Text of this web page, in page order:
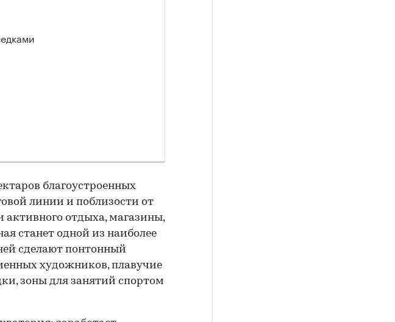
благоустроенных
линии и поблизости от
активного отдыха, магазины,
станет одной из наиболее
сделают понтонный
художников, плавучие
зоны для занятий спортом